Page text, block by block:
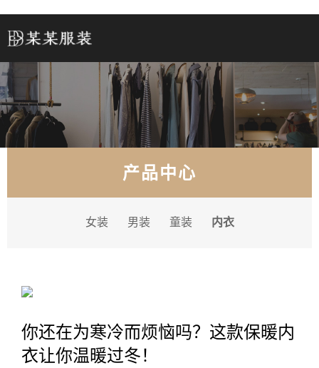
产品中心
女装 男装 童装 内衣
你还在为寒冷而烦恼吗？这款保暖内
衣让你温暖过冬！